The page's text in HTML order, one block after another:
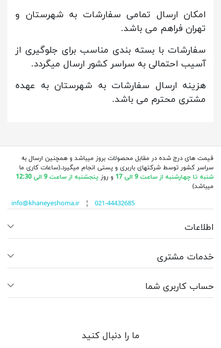
امکان ارسال تمامی سفارشات به شهرستان و
تهران فراهم می باشد.
سفارشات با بسته بندی مناسب برای جلوگیری از
آسیب احتمالی به سراسر کشور ارسال میگردد.
هزینه ارسال سفارشات به شهرستان به عهده
مشتری محترم می باشد.
قیمت های درج شده در مقابل محصولات بروز میباشد و همچنین ارسال به
سراسر کشور توسط شرکتهای باربری و پستی انجام میگیرد.(ساعات کاری ما
شنبه تا چهارشنبه از ساعت 9 الی 17
و روز پنجشنبه از ساعت 9 الی 12:30
میباشد)
info@khaneyeshoma.ir¦ 021-44432685
اطلاعات
خدمات مشتری
حساب کاربری شما
ما را دنبال کنید